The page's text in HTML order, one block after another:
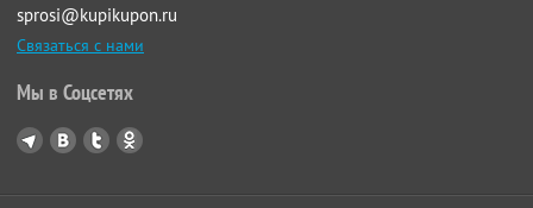
sprosi@kupikupon.ru
Связаться с нами
Мы в Соцсетях